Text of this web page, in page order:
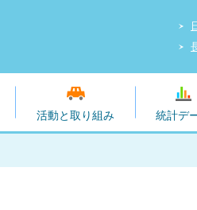
活動と取り組み 統計デ